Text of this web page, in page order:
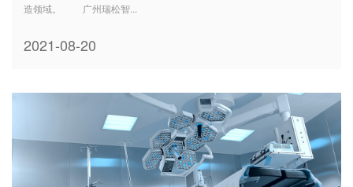
造领域。 广州瑞松智...
2021-08-20